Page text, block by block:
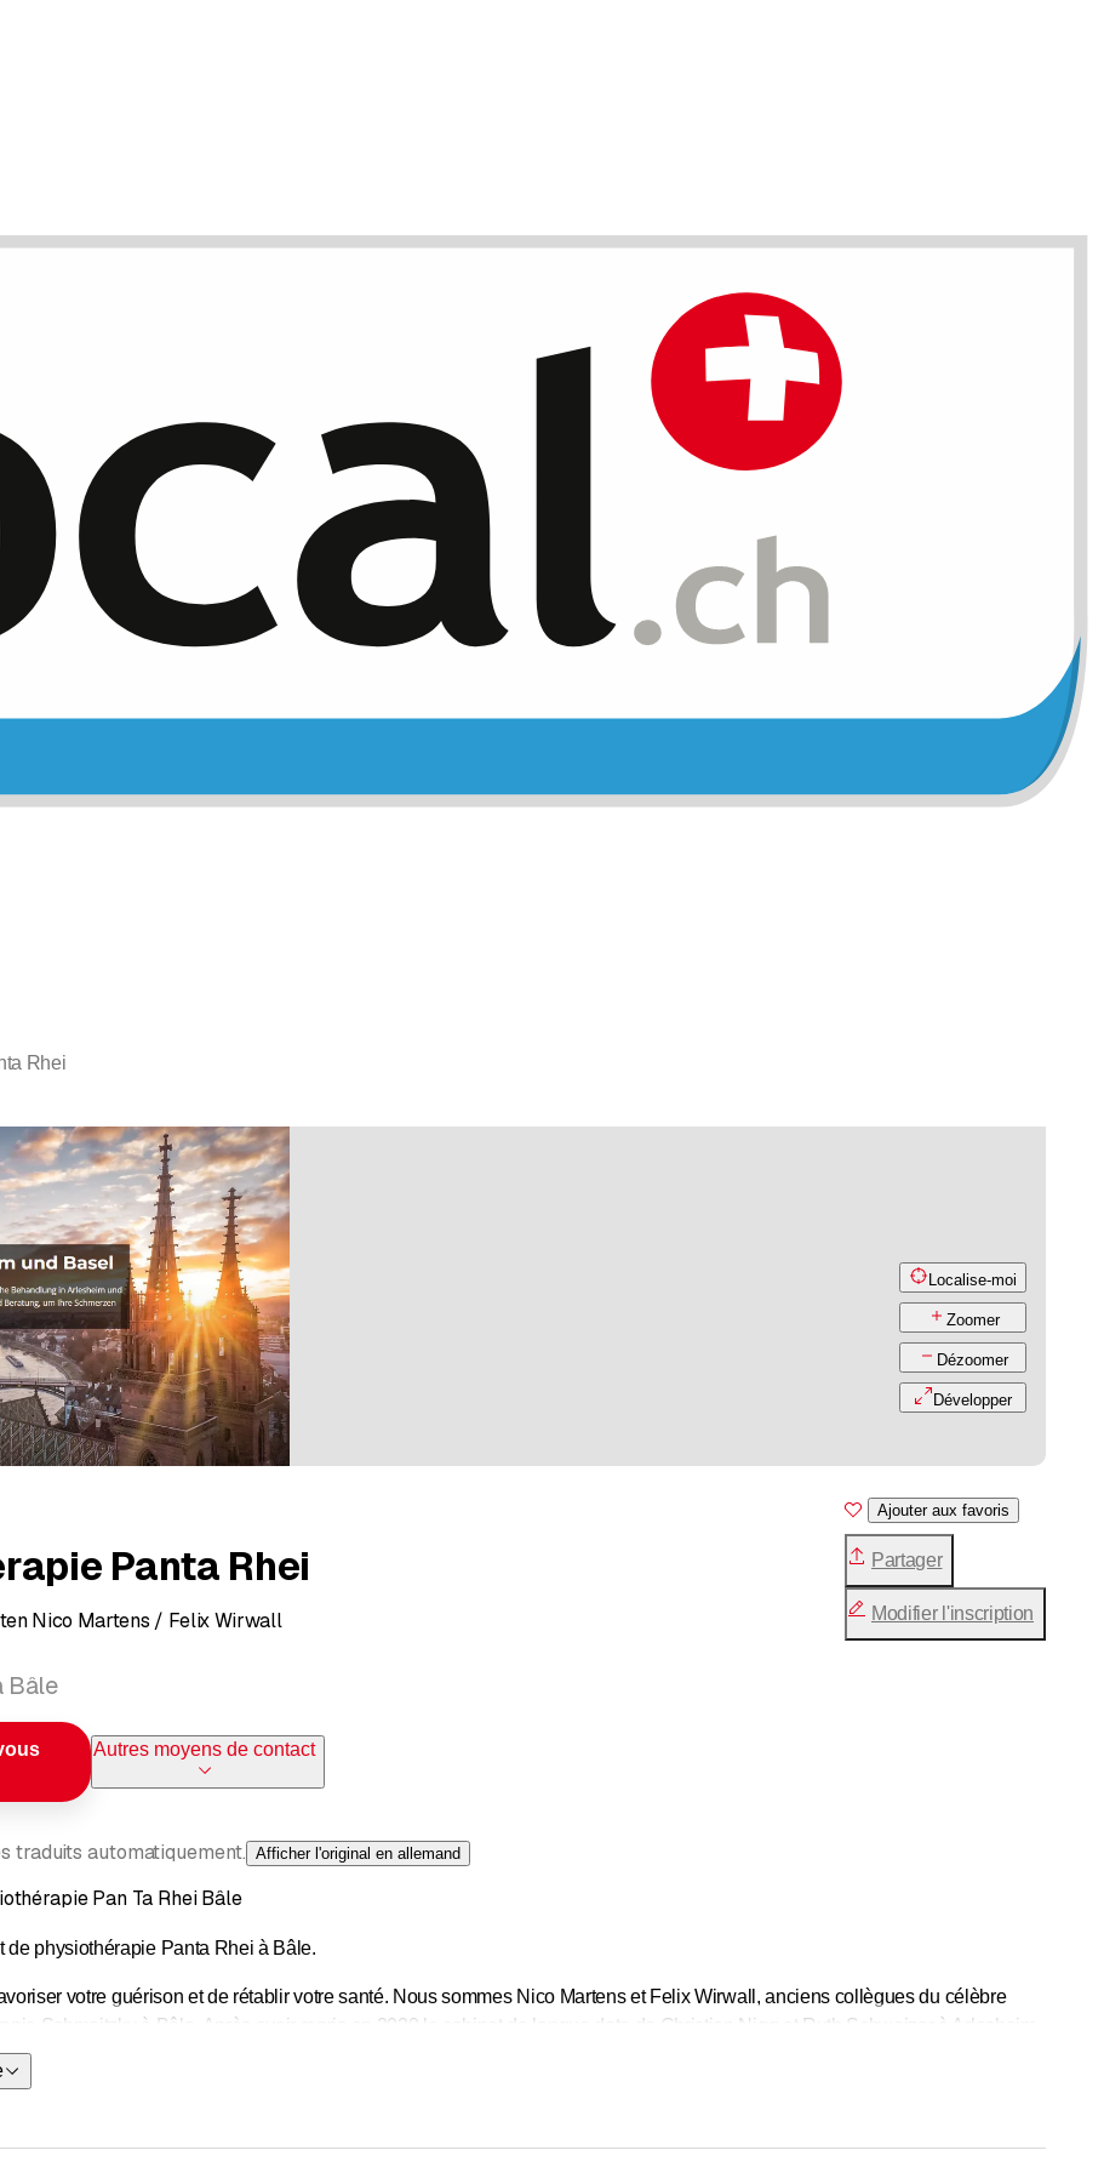
Localise-moi
Zoomer
Dézoomer
Développer
évaluation
Panta Rhei
Nico Martens / Felix Wirwall
Bâle
Autres moyens de contact
Ajouter aux favoris
Partager
Modifier l'inscription
traduits automatiquement. Afficher l'original en allemand
Pan Ta Rhei Bâle
de physiothérapie Panta Rhei à Bâle.
votre guérison et de rétablir votre santé. Nous sommes Nico Martens et Felix Wirwall, anciens collègues du célèbre
Schmeitzky à Bâle. Après avoir repris en 2020 le cabinet de longue date de Christian Nigg et Ruth Schweizer à Arlesheim,
de maintenir le même niveau d'excellence à Bâle.
Rhei